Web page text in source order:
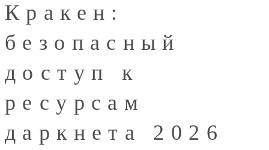
Кракен:
безопасный
доступ к
ресурсам
даркнета 2026